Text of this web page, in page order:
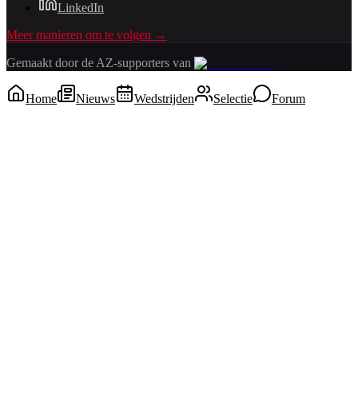
LinkedIn
Meer manieren om te volgen →
Gemaakt door de AZ-supporters van
Home Nieuws Wedstrijden Selectie Forum